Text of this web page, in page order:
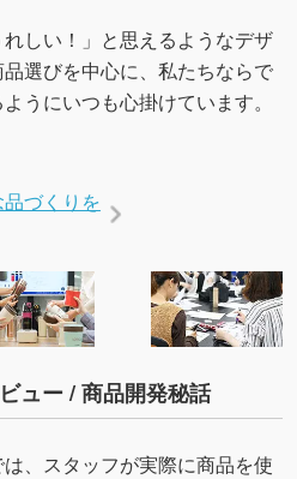
ば、QRコードを生成
相談にも応じています。
しい！」と思えるようなデザ
選びを中心に、私たちならで
うにいつも心掛けています。
づくりを
ュー / 商品開発秘話
は、スタッフが実際に商品を使